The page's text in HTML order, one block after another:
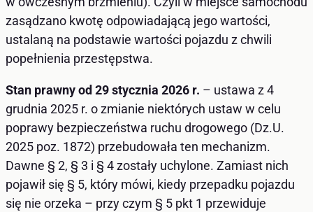
zasądzano kwotę odpowiadającą jego wartości,
ustalaną na podstawie wartości pojazdu z chwili
popełnienia przestępstwa.
Stan prawny od 29 stycznia 2026 r. – ustawa z 4
grudnia 2025 r. o zmianie niektórych ustaw w celu
poprawy bezpieczeństwa ruchu drogowego (Dz.U.
2025 poz. 1872) przebudowała ten mechanizm.
Dawne § 2, § 3 i § 4 zostały uchylone. Zamiast nich
pojawił się § 5, który mówi, kiedy przepadku pojazdu
się nie orzeka – przy czym § 5 pkt 1 przewiduje